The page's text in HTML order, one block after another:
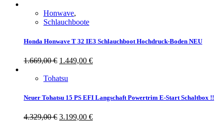
Honwave,
Schlauchboote
Honda Honwave T 32 IE3 Schlauchboot Hochdruck-Boden NEU
1.669,00€ 1.449,00 €
Tohatsu
Neuer Tohatsu 15 PS EFI Langschaft Powertrim E-Start Schaltbox !!
4.329,00€ 3.199,00 €